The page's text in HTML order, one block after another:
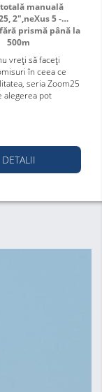
manuală
2",neXus 5 -
prismă până la
500m
vreți să faceți
în ceea ce
seria Zoom25
alegerea pot
DETALII